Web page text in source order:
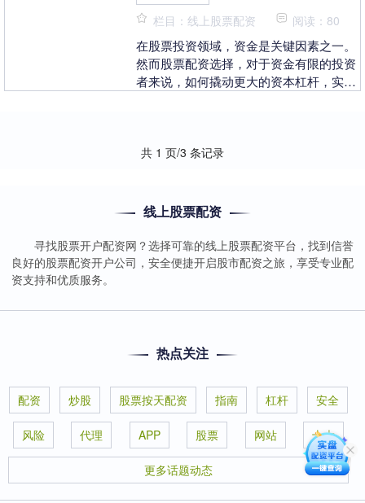
栏目：线上股票配资 阅读：80
在股票投资领域，资金是关键因素之一。
然而股票配资选择，对于资金有限的投资
者来说，如何撬动更大的资本杠杆，实现
共 1 页/3 条记录
线上股票配资
寻找股票开户配资网？选择可靠的线上股票配资平台，找到信誉
良好的股票配资开户公司，安全便捷开启股市配资之旅，享受专业配
资支持和优质服务。
热点关注
配资 炒股 股票按天配资 指南 杠杆 安全
风险 代理 APP 股票 网站 十大
更多话题动态